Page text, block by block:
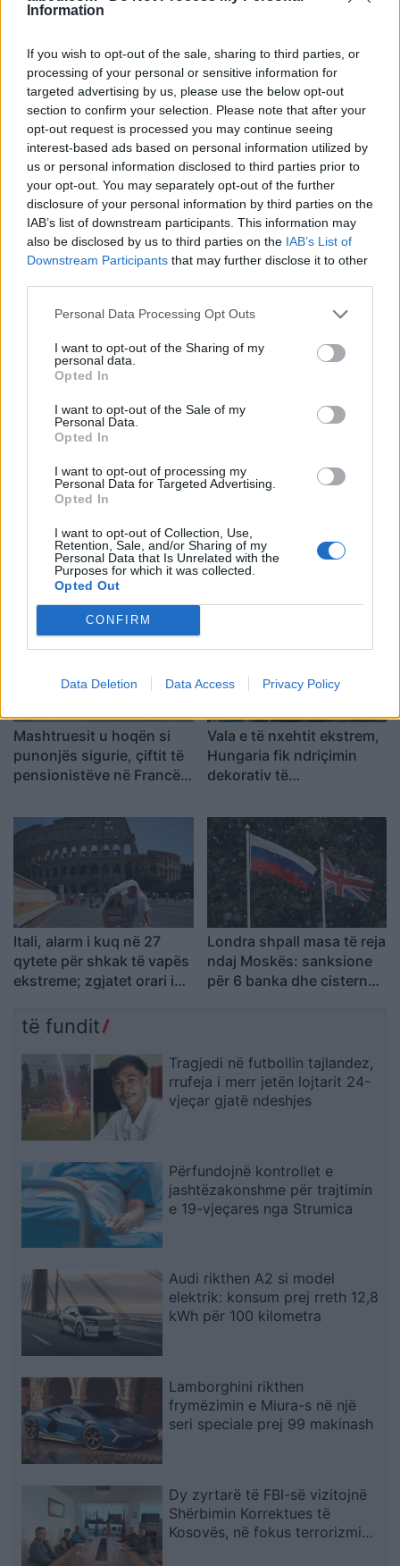
Information
If you wish to opt-out of the sale, sharing to third parties, or
processing of your personal or sensitive information for
targeted advertising by us, please use the below opt-out
section to confirm your selection. Please note that after your
opt-out request is processed you may continue seeing
interest-based ads based on personal information utilized by
us or personal information disclosed to third parties prior to
your opt-out. You may separately opt-out of the further
disclosure of your personal information by third parties on the
IAB’s list of downstream participants. This information may
also be disclosed by us to third parties on the IAB’s List of
Downstream Participants that may further disclose it to other
Personal Data Processing Opt Outs
I want to opt-out of the Sharing of my
personal data.
Opted In
I want to opt-out of the Sale of my
Personal Data.
Opted In
I want to opt-out of processing my
Personal Data for Targeted Advertising.
Opted In
I want to opt-out of Collection, Use,
Retention, Sale, and/or Sharing of my
Personal Data that Is Unrelated with the
Purposes for which it was collected.
Opted Out
CONFIRM
Data Deletion Data Access Privacy Policy
Tags:
irak , sulm me dron , sulm ne bagdad
Vance si pasues të
mundshëm për zgjedhjet
presidenciale të vitit
2028, sipas “The
Washington Post
Të paktën 38 të vrarë dhe
29 të plagosur nga sulmet
e Huthive me raketa dhe
Jemenit
Trump mohon se SHBA-ja
ka mungesë municionesh:
Burgime të gjata për
publikuesit e deklaratave
tradhtare
Senati amerikan e shpall
Anthony Faucin fajtor për
shpërfillje të Kongresit
pyetjeve mbi pandeminë e
Mashtruesit u hoqën si
punonjës sigurie, çiftit të
pensionistëve në Francë i
me vlerë 1.1 milion euro
Vala e të nxehtit ekstrem,
Hungaria fik ndriçimin
dekorativ të
në Budapest për të
kursyer energji
Itali, alarm i kuq në 27
qytete për shkak të vapës
ekstreme; zgjatet orari i
Londra shpall masa të reja
ndaj Moskës: sanksione
për 6 banka dhe cisternat
të fundit
Tragjedi në futbollin tajlandez,
rrufeja i merr jetën lojtarit 24-
vjeçar gjatë ndeshjes
Përfundojnë kontrollet e
jashtëzakonshme për trajtimin
e 19-vjeçares nga Strumica
Audi rikthen A2 si model
elektrik: konsum prej rreth 12,8
kWh për 100 kilometra
Lamborghini rikthen
frymëzimin e Miura-s në një
seri speciale prej 99 makinash
Dy zyrtarë të FBI-së vizitojnë
Shërbimin Korrektues të
Kosovës, në fokus terrorizmi